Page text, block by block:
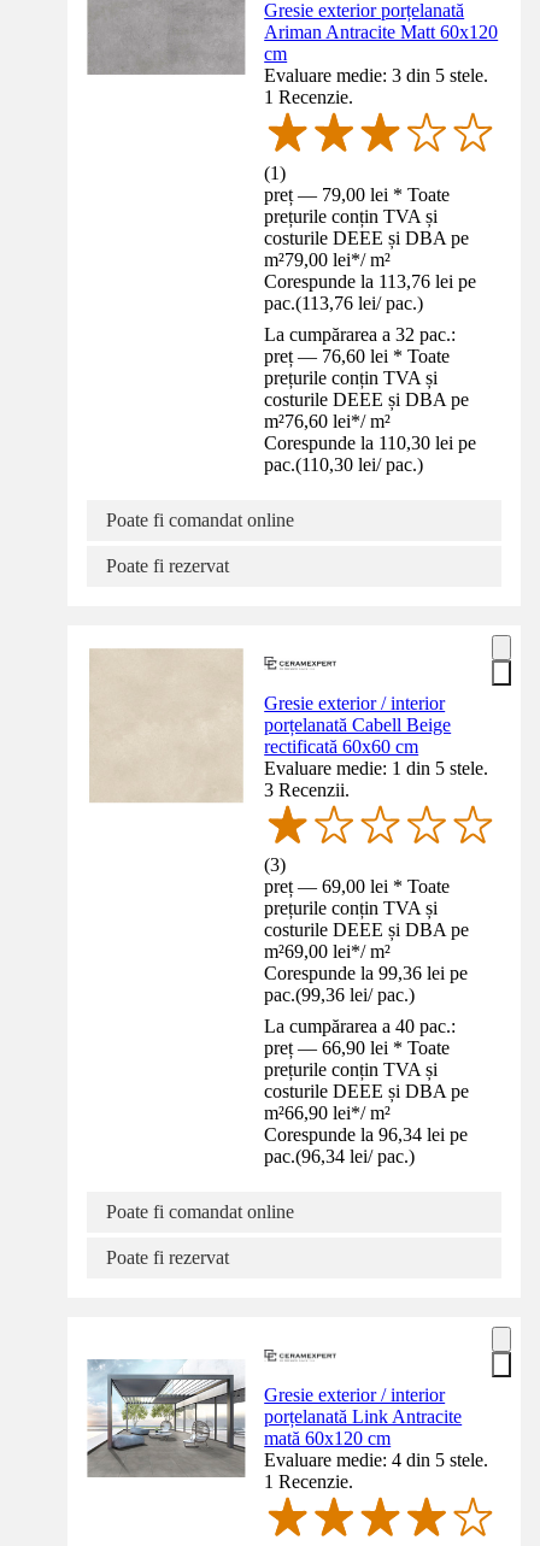
Gresie exterior porțelanată
Ariman Antracite Matt 60x120
cm
Evaluare medie: 3 din 5 stele.
1 Recenzie.
(1)
preț — 79,00 lei * Toate
prețurile conțin TVA și
costurile DEEE și DBA pe
m²79,00 lei*/ m²
Corespunde la 113,76 lei pe
pac.(113,76 lei/ pac.)
La cumpărarea a 32 pac.:
preț — 76,60 lei * Toate
prețurile conțin TVA și
costurile DEEE și DBA pe
m²76,60 lei*/ m²
Corespunde la 110,30 lei pe
pac.(110,30 lei/ pac.)
Poate fi comandat online
Poate fi rezervat
Gresie exterior / interior
porțelanată Cabell Beige
rectificată 60x60 cm
Evaluare medie: 1 din 5 stele.
3 Recenzii.
(3)
preț — 69,00 lei * Toate
prețurile conțin TVA și
costurile DEEE și DBA pe
m²69,00 lei*/ m²
Corespunde la 99,36 lei pe
pac.(99,36 lei/ pac.)
La cumpărarea a 40 pac.:
preț — 66,90 lei * Toate
prețurile conțin TVA și
costurile DEEE și DBA pe
m²66,90 lei*/ m²
Corespunde la 96,34 lei pe
pac.(96,34 lei/ pac.)
Poate fi comandat online
Poate fi rezervat
Gresie exterior / interior
porțelanată Link Antracite
mată 60x120 cm
Evaluare medie: 4 din 5 stele.
1 Recenzie.